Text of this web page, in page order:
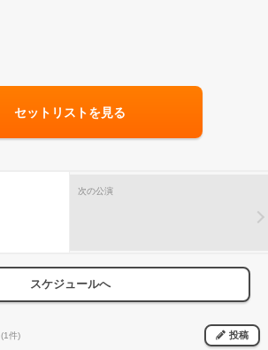
セットリストを見る
次の公演
スケジュールへ
(1件) 投稿